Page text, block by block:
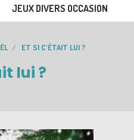
JEUX DIVERS OCCASION
ET SI C'ÉTAIT LUI ?
lui ?